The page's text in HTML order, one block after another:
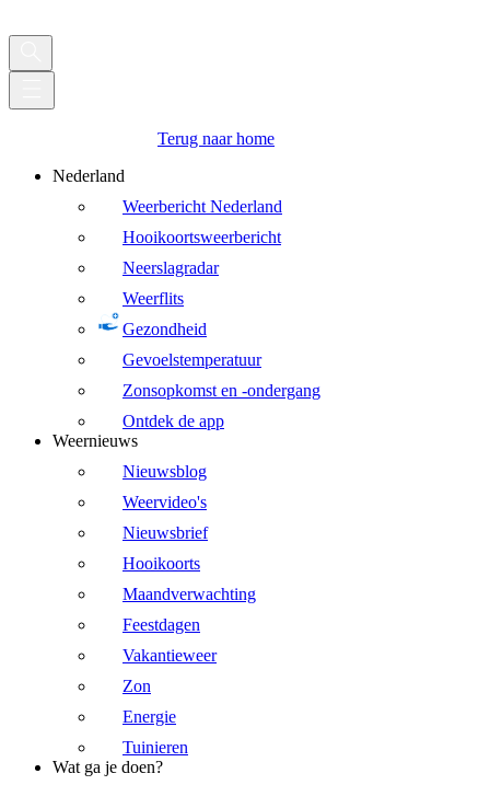
Terug naar home
Nederland
Weerbericht Nederland
Hooikoortsweerbericht
Neerslagradar
Weerflits
Gezondheid
Gevoelstemperatuur
Zonsopkomst en -ondergang
Ontdek de app
Weernieuws
Nieuwsblog
Weervideo's
Nieuwsbrief
Hooikoorts
Maandverwachting
Feestdagen
Vakantieweer
Zon
Energie
Tuinieren
Wat ga je doen?